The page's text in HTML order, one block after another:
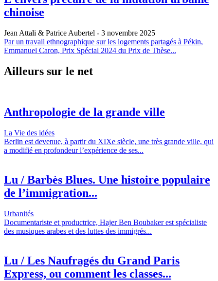
chinoise
Jean Attali & Patrice Aubertel - 3 novembre 2025
Par un travail ethnographique sur les logements partagés à Pékin,
Emmanuel Caron, Prix Spécial 2024 du Prix de Thèse...
Ailleurs sur le net
Anthropologie de la grande ville
La Vie des idées
Berlin est devenue, à partir du XIXe siècle, une très grande ville, qui
a modifié en profondeur l’expérience de ses...
Lu / Barbès Blues. Une histoire populaire
de l’immigration...
Urbanités
Documentariste et productrice, Hajer Ben Boubaker est spécialiste
des musiques arabes et des luttes des immigrés...
Lu / Les Naufragés du Grand Paris
Express, ou comment les classes...